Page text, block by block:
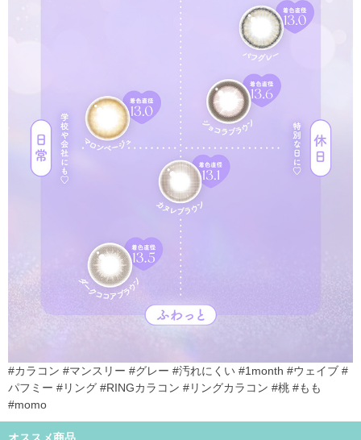
#カラコン #マンスリー #グレー #汚れにくい #1month #ウェイブ #
パフミー #リング #RINGカラコン #リングカラコン #桃 #もも
#momo
オススメ商品